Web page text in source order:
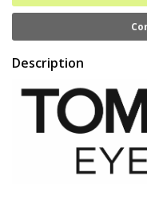
Description